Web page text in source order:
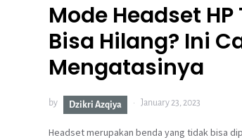
Mode Headset
Bisa Hilang? Ini
Mengatasinya
by Dzikri Azqiya January 23, 2023
Headset merupakan benda yang tidak bisa